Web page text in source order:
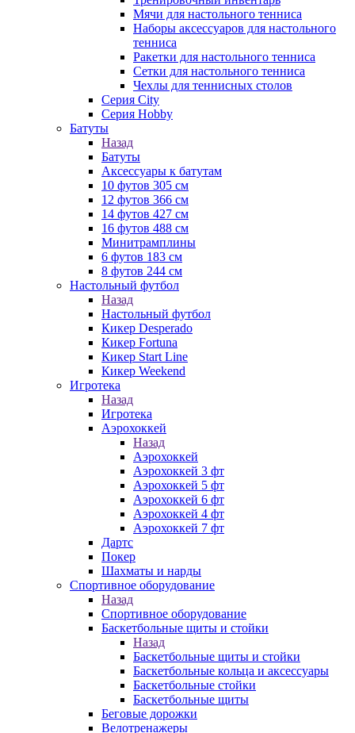
Мячи для настольного тенниса
Наборы аксессуаров для настольного
тенниса
Ракетки для настольного тенниса
Сетки для настольного тенниса
Чехлы для теннисных столов
Серия City
Серия Hobby
Батуты
Назад
Батуты
Аксессуары к батутам
10 футов 305 см
12 футов 366 см
14 футов 427 см
16 футов 488 см
Минитрамплины
6 футов 183 см
8 футов 244 см
Настольный футбол
Назад
Настольный футбол
Кикер Desperado
Кикер Fortuna
Кикер Start Line
Кикер Weekend
Игротека
Назад
Игротека
Аэрохоккей
Назад
Аэрохоккей
Аэрохоккей 3 фт
Аэрохоккей 5 фт
Аэрохоккей 6 фт
Аэрохоккей 4 фт
Аэрохоккей 7 фт
Дартс
Покер
Шахматы и нарды
Спортивное оборудование
Назад
Спортивное оборудование
Баскетбольные щиты и стойки
Назад
Баскетбольные щиты и стойки
Баскетбольные кольца и аксессуары
Баскетбольные стойки
Баскетбольные щиты
Беговые дорожки
Велотренажеры